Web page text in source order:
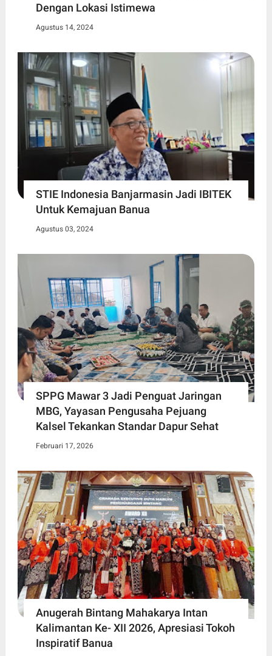
Dengan Lokasi Istimewa
Agustus 14, 2024
STIE Indonesia Banjarmasin Jadi IBITEK
Untuk Kemajuan Banua
Agustus 03, 2024
SPPG Mawar 3 Jadi Penguat Jaringan
MBG, Yayasan Pengusaha Pejuang
Kalsel Tekankan Standar Dapur Sehat
Februari 17, 2026
Anugerah Bintang Mahakarya Intan
Kalimantan Ke- XII 2026, Apresiasi Tokoh
Inspiratif Banua